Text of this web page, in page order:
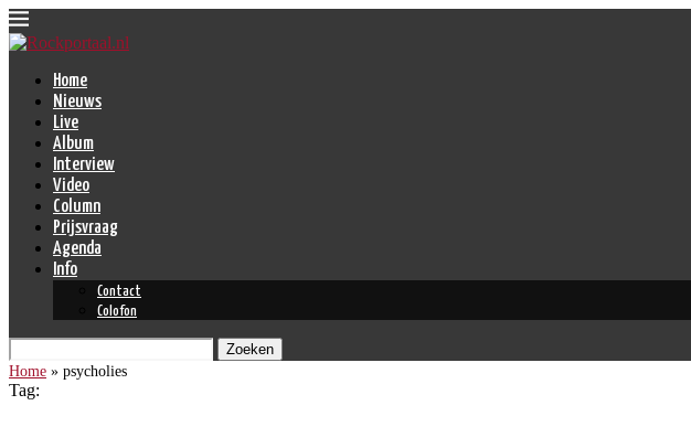
Home
Nieuws
Live
Album
Interview
Video
Column
Prijsvraag
Agenda
Info
Contact
Colofon
Zoeken
Home » psycholies
Tag: